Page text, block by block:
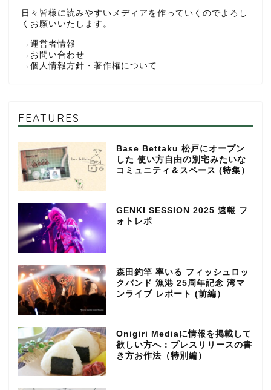
日々皆様に読みやすいメディアを作っていくのでよろし
くお願いいたします。
→ 運営者情報
→ お問い合わせ
→ 個人情報方針・著作権について
FEATURES
Base Bettaku 松戸にオープン
した 使い方自由の別宅みたいな
コミュニティ＆スペース (特集）
GENKI SESSION 2025 速報 フ
ォトレポ
森田釣竿 率いる フィッシュロッ
クバンド 漁港 25周年記念 湾マ
ンライブ レポート (前編）
Onigiri Mediaに情報を掲載して
欲しい方へ：プレスリリースの書
き方お作法（特別編）